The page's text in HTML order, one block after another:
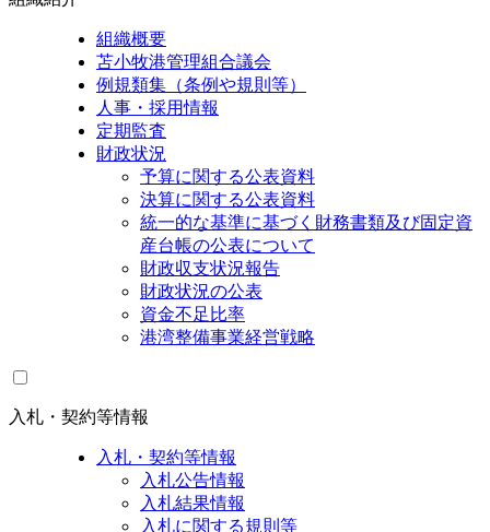
組織概要
苫小牧港管理組合議会
例規類集（条例や規則等）
人事・採用情報
定期監査
財政状況
予算に関する公表資料
決算に関する公表資料
統一的な基準に基づく財務書類及び固定資
産台帳の公表について
財政収支状況報告
財政状況の公表
資金不足比率
港湾整備事業経営戦略
入札・契約等情報
入札・契約等情報
入札公告情報
入札結果情報
入札に関する規則等